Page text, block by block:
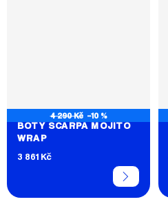
4 290 Kč –10 %
BOTY SCARPA MOJITO
WRAP
3 861 Kč